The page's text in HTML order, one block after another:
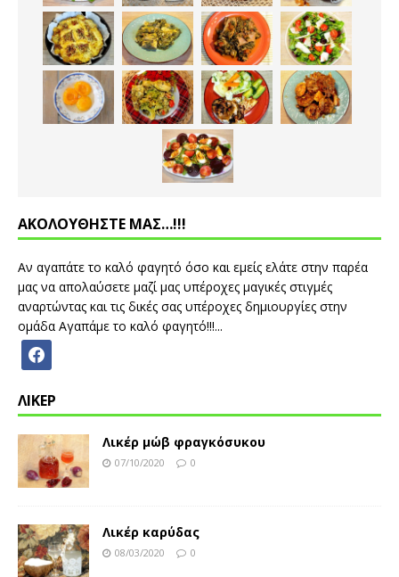
ΑΚΟΛΟΥΘΗΣΤΕ ΜΑΣ…!!!
Αν αγαπάτε το καλό φαγητό όσο και εμείς ελάτε στην παρέα
μας να απολαύσετε μαζί μας υπέροχες μαγικές στιγμές
αναρτώντας και τις δικές σας υπέροχες δημιουργίες στην
ομάδα Αγαπάμε το καλό φαγητό!!!...
ΛΙΚΕΡ
Λικέρ μώβ φραγκόσυκου
07/10/2020 0
Λικέρ καρύδας
08/03/2020 0